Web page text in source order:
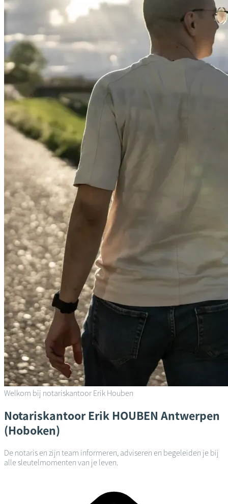
Welkom bij notariskantoor Erik Houben
Notariskantoor Erik HOUBEN Antwerpen
(Hoboken)
De notaris en zijn team informeren, adviseren en begeleiden je bij
alle sleutelmomenten van je leven.